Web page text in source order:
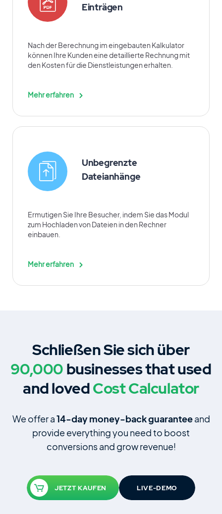
Einträgen
Nach der Berechnung im eingebauten Kalkulator
können Ihre Kunden eine detaillierte Rechnung mit
den Kosten für die Dienstleistungen erhalten.
Mehr erfahren
Unbegrenzte
Dateianhänge
Ermutigen Sie Ihre Besucher, indem Sie das Modul
zum Hochladen von Dateien in den Rechner
einbauen.
Mehr erfahren
Schließen Sie sich über
90,000 businesses that used
and lovedCost Calculator
We offer a 14‑day money‑back guaranteeand
provide everything you need to boost
conversions and grow revenue!
JETZT KAUFEN LIVE-DEMO